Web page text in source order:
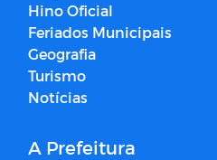
Hino Oficial
Feriados Municipais
Geografia
Turismo
Notícias
A Prefeitura